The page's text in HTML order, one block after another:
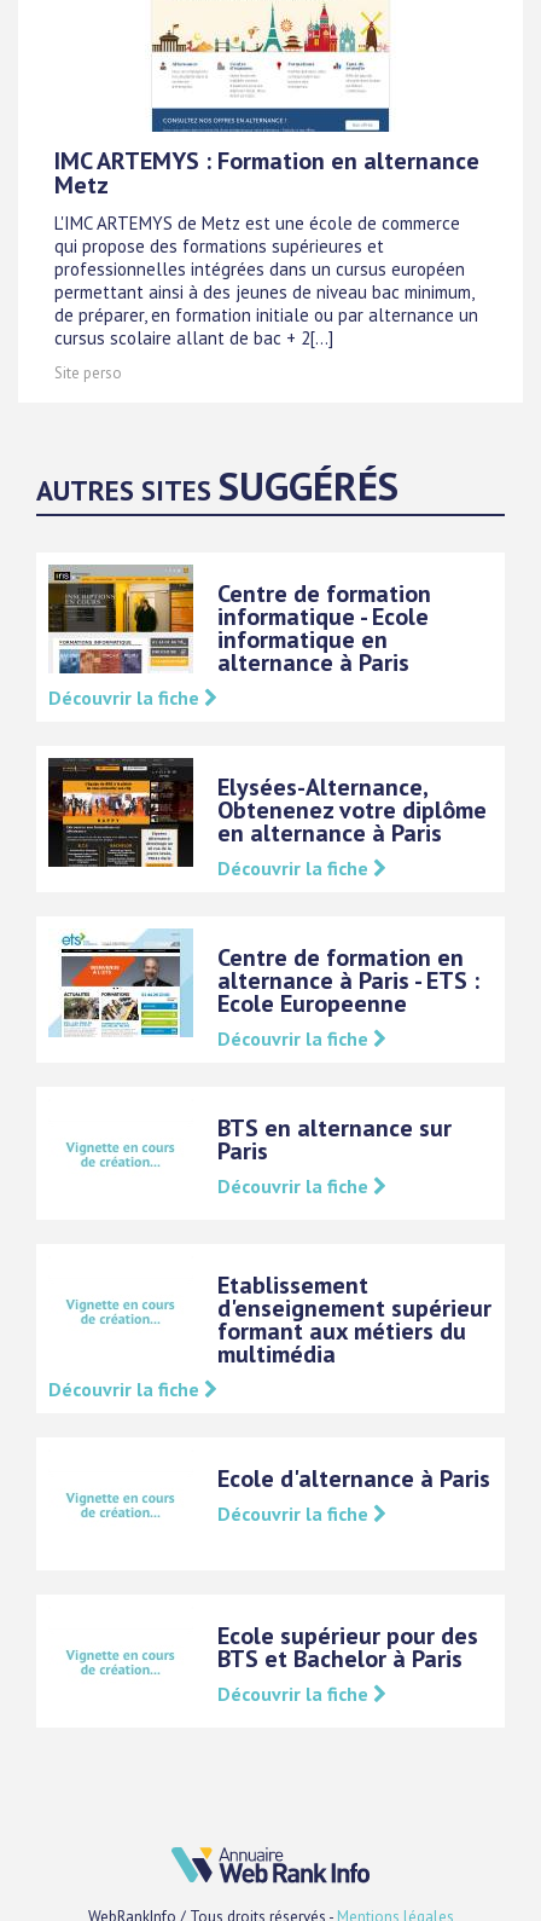
IMC ARTEMYS : Formation en alternance
Metz
L'IMC ARTEMYS de Metz est une école de commerce
qui propose des formations supérieures et
professionnelles intégrées dans un cursus européen
permettant ainsi à des jeunes de niveau bac minimum,
de préparer, en formation initiale ou par alternance un
cursus scolaire allant de bac + 2[...]
Site perso
AUTRES SITES SUGGÉRÉS
Centre de formation
informatique - Ecole
informatique en
alternance à Paris
Découvrir la fiche
Elysées-Alternance,
Obtenenez votre diplôme
en alternance à Paris
Découvrir la fiche
Centre de formation en
alternance à Paris - ETS :
Ecole Europeenne
Découvrir la fiche
BTS en alternance sur
Paris
Découvrir la fiche
Etablissement
d'enseignement supérieur
formant aux métiers du
multimédia
Découvrir la fiche
Ecole d'alternance à Paris
Découvrir la fiche
Ecole supérieur pour des
BTS et Bachelor à Paris
Découvrir la fiche
WebRankInfo / Tous droits réservés - Mentions légales